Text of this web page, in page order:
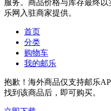
服务。商品价格与库存最终
乐网入驻商家提供。
首页
分类
购物车
我的邮乐
抱歉！海外商品仅支持邮乐
找到该商品后，即可购买。